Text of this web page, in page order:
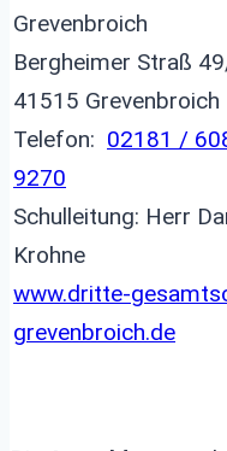
Grevenbroich
Bergheimer Straß
41515 Grevenbroich
Telefon: 02181 /
9270
Schulleitung: Herr
Krohne
www.dritte-
grevenbroich.de